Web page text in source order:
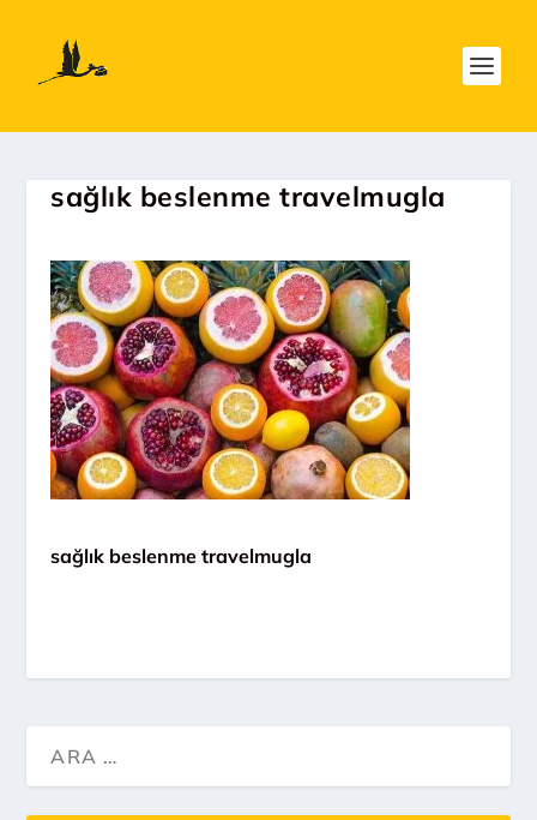
sağlık beslenme travelmugla
sağlık beslenme travelmugla